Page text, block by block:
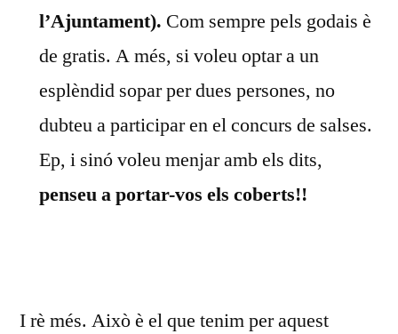
l’Ajuntament). Com sempre pels godais è
de gratis. A més, si voleu optar a un
esplèndid sopar per dues persones, no
dubteu a participar en el concurs de salses.
Ep, i sinó voleu menjar amb els dits,
penseu a portar-vos els coberts!!
I rè més. Això è el que tenim per aquest